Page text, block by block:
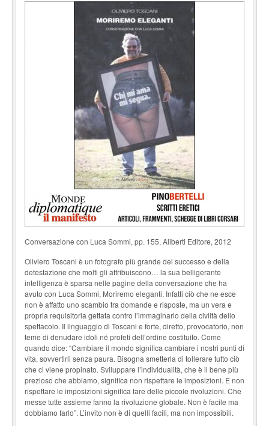
Conversazione con Luca Sommi, pp. 155, Aliberti Editore, 2012
Oliviero Toscani è un fotografo più grande del successo e della
detestazione che molti gli attribuiscono… la sua belligerante
intelligenza è sparsa nelle pagine della conversazione che ha
avuto con Luca Sommi, Moriremo eleganti. Infatti ciò che ne esce
non è affatto uno scambio tra domande e risposte, ma un vera e
propria requisitoria gettata contro l’immaginario della civiltà dello
spettacolo. Il linguaggio di Toscani e forte, diretto, provocatorio, non
teme di denudare idoli né profeti dell’ordine costituito. Come
quando dice: “Cambiare il mondo significa cambiare i nostri punti di
vita, sovvertirli senza paura. Bisogna smetterla di tollerare tutto ciò
che ci viene propinato. Sviluppare l’individualità, che è il bene più
prezioso che abbiamo, significa non rispettare le imposizioni. E non
rispettare le imposizioni significa fare delle piccole rivoluzioni. Che
messe tutte assieme fanno la rivoluzione globale. Non è facile ma
dobbiamo farlo”. L’invito non è di quelli facili, ma non impossibili.